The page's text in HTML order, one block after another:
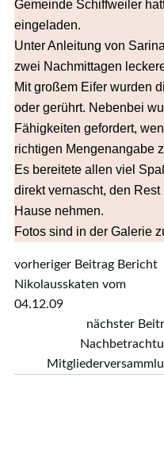
Gemeinde Schiffweiler
eingeladen.
Unter Anleitung von
zwei Nachmittagen
Mit großem Eifer wurden
oder gerührt. Nebenbei
Fähigkeiten gefordert,
richtigen Mengenangabe
Es bereitete allen viel
direkt vernascht, den
Hause nehmen.
Fotos sind in der Galerie
Post
navigation
vorheriger Beitrag Bericht
Nikolausskaten vom
04.12.09
navigation
nächster